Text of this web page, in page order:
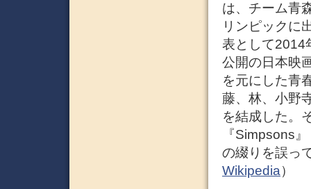
は、チーム青
リンピックに
表として2014
公開の日本映
を元にした青
藤、林、小野
を結成した。
『Simpsons
の綴りを誤っ
Wikipedia）